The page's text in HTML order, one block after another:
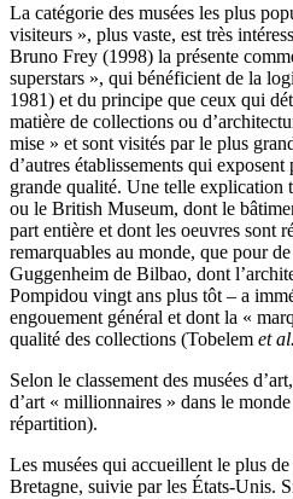
La catégorie des musées les plus
visiteurs », plus vaste, est très
Bruno Frey (1998) la présente
superstars », qui bénéficient de la
1981) et du principe que ceux qui
matière de collections ou
mise » et sont visités par le plus
d’autres établissements qui
grande qualité. Une telle explication
ou le British Museum, dont le
part entière et dont les oeuvres sont
remarquables au monde, que pour
Guggenheim de Bilbao, dont
Pompidou vingt ans plus tôt – a
engouement général et dont la «
qualité des collections (Tobelem et al.
Selon le classement des musées
d’art « millionnaires » dans le
répartition).
Les musées qui accueillent le plus
Bretagne, suivie par les États-Unis.